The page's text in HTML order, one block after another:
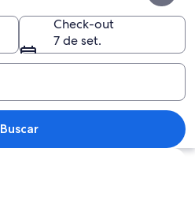
Rua com lojas e carros, decorada
Check-out
7 de set.
Buscar